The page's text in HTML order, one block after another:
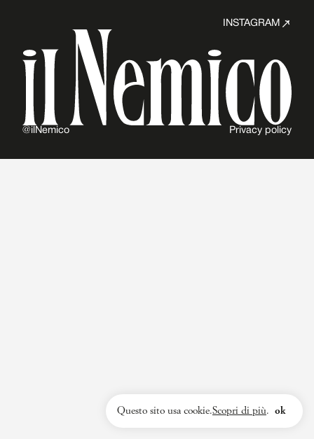
INSTAGRAM
@ilNemico Privacy policy
Questo sito usa cookie.Scopri di più. ok